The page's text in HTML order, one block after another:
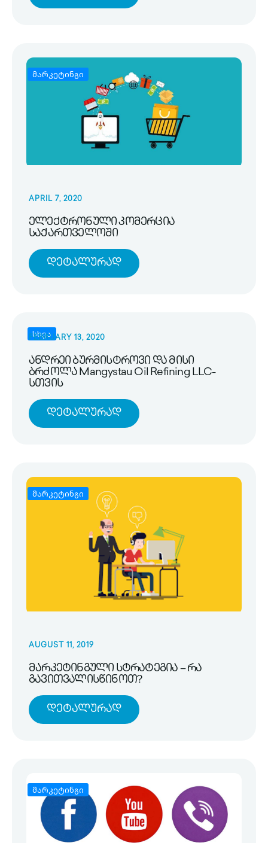
მარკეტინგი
APRIL 7, 2020
ელექტრონული კომერცია
საქართველოში
Დეტალურად
სხვა
FEBRUARY 13, 2020
ანდრეი ბურმისტროვი და მისი
ბრძოლა Mangystau Oil Refining LLC-
სთვის
Დეტალურად
მარკეტინგი
AUGUST 11, 2019
მარკეტინგული სტრატეგია – რა
გავითვალისწინოთ?
Დეტალურად
მარკეტინგი